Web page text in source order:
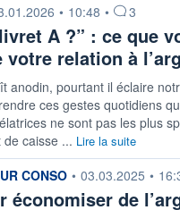
• 10:48 • 3
A ?” : ce que
relation à
anodin, pourtant il éclaire
ces gestes quotidiens
ne sont pas les plus
caisse ... Lire la suite
CONSO • 03.03.2025 •
économiser de